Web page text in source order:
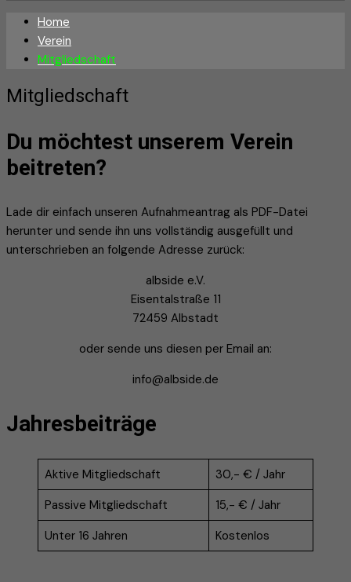
Home
Verein
Mitgliedschaft
Mitgliedschaft
Du möchtest unserem Verein
beitreten?
Lade dir einfach unseren Aufnahmeantrag als PDF-Datei
herunter und sende ihn uns vollständig ausgefüllt und
unterschrieben an folgende Adresse zurück:
albside e.V.
Eisentalstraße 11
72459 Albstadt
oder sende uns diesen per Email an:
info@albside.de
Jahresbeiträge
Aktive Mitgliedschaft
30,- € / Jahr
Passive Mitgliedschaft
15,- € / Jahr
Unter 16 Jahren
Kostenlos